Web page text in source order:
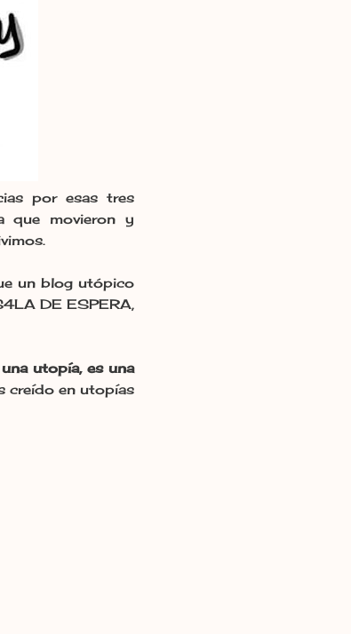
por esas tres
que movieron y
un blog utópico
DE ESPERA,
utopía, es una
creído en utopías